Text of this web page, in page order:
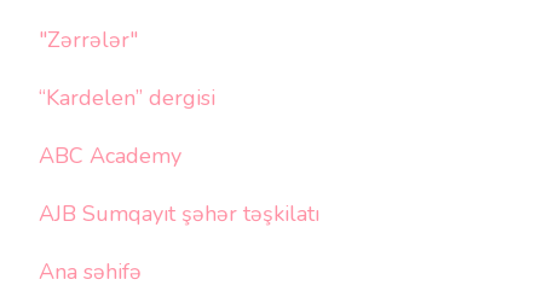
"Zərrələr"
“Kardelen” dergisi
ABC Academy
AJB Sumqayıt şəhər təşkilatı
Ana səhifə